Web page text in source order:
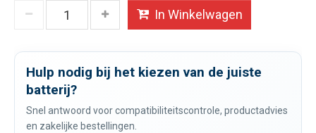
In Winkelwagen
Hulp nodig bij het kiezen van de juiste
batterij?
Snel antwoord voor compatibiliteitscontrole, productadvies
en zakelijke bestellingen.